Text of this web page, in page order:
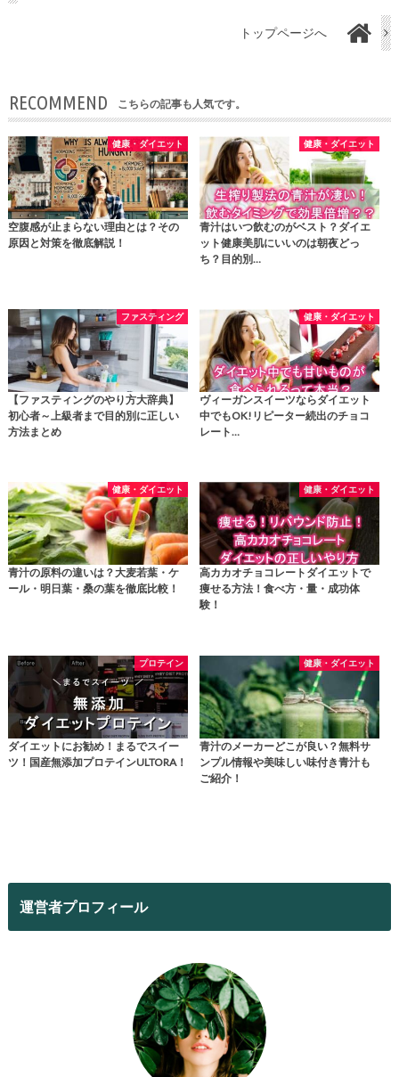
トップページへ
RECOMMEND こちらの記事も人気です。
健康・ダイエット
空腹感が止まらない理由とは？その
原因と対策を徹底解説！
健康・ダイエット
青汁はいつ飲むのがベスト？ダイエ
ット健康美肌にいいのは朝夜どっ
ち？目的別…
ファスティング
【ファスティングのやり方大辞典】
初心者～上級者まで目的別に正しい
方法まとめ
健康・ダイエット
ヴィーガンスイーツならダイエット
中でもOK!リピーター続出のチョコ
レート…
健康・ダイエット
青汁の原料の違いは？大麦若葉・ケ
ール・明日葉・桑の葉を徹底比較！
健康・ダイエット
高カカオチョコレートダイエットで
痩せる方法！食べ方・量・成功体
験！
プロテイン
ダイエットにお勧め！まるでスイー
ツ！国産無添加プロテインULTORA！
健康・ダイエット
青汁のメーカーどこが良い？無料サ
ンプル情報や美味しい味付き青汁も
ご紹介！
運営者プロフィール